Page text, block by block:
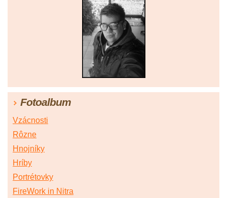
Fotoalbum
Vzácnosti
Rôzne
Hnojníky
Hríby
Portrétovky
FireWork in Nitra